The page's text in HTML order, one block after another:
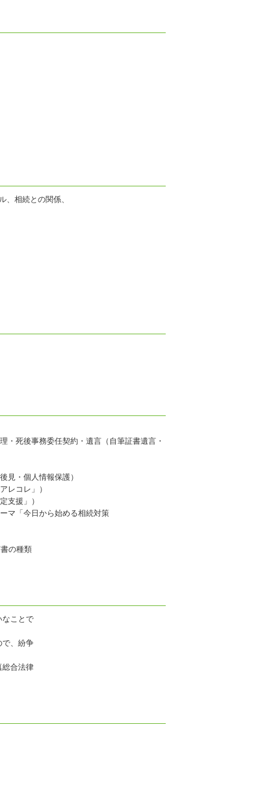
、相続との関係、
・死後事務委任契約・遺言（自筆証書遺言・
見・個人情報保護）
レコレ」）
支援」）
マ「今日から始める相続対策
の種類
なことで
で、紛争
総合法律